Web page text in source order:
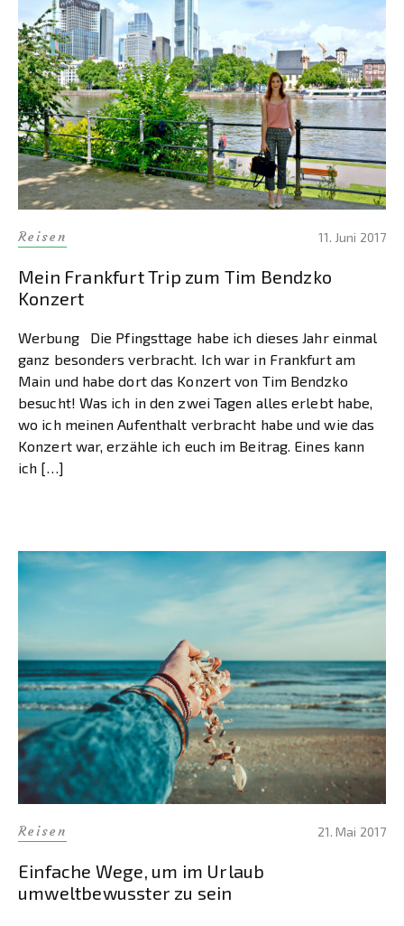
Reisen 11. Juni 2017
Mein Frankfurt Trip zum Tim Bendzko
Konzert
Werbung Die Pfingsttage habe ich dieses Jahr einmal
ganz besonders verbracht. Ich war in Frankfurt am
Main und habe dort das Konzert von Tim Bendzko
besucht! Was ich in den zwei Tagen alles erlebt habe,
wo ich meinen Aufenthalt verbracht habe und wie das
Konzert war, erzähle ich euch im Beitrag. Eines kann
ich […]
Reisen 21. Mai 2017
Einfache Wege, um im Urlaub
umweltbewusster zu sein